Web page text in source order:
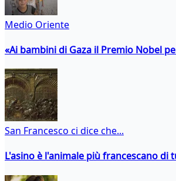
Medio Oriente
«Ai bambini di Gaza il Premio Nobel
San Francesco ci dice che...
L'asino è l'animale più francescano di